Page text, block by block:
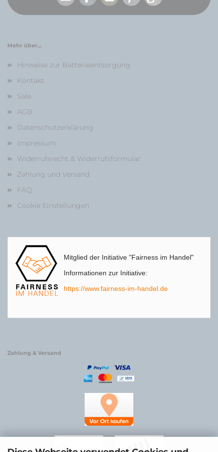
Mehr über...
Hinweise zur Batterieentsorgung
Kontakt
Sale
AGB
Datenschutzerklärung
Impressum
Widerrufsrecht & Widerrufsformular
Zahlung und Versand
FAQ
Cookie Einstellungen
Mitglied der Initiative "Fairness im Handel"
Informationen zur Initiative:
https://www.fairness-im-handel.de
Zahlung & Versand